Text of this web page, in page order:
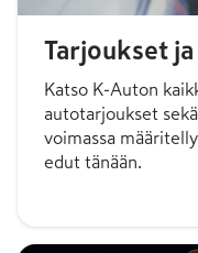
Tarjoukset
Katso K-Auton
autotarjoukset
voimassa
edut tänään.